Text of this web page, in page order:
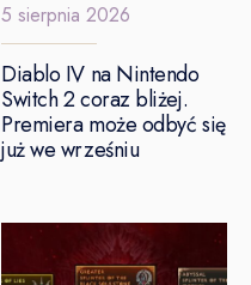
5 sierpnia 2026
Diablo IV na Nintendo
Switch 2 coraz bliżej.
Premiera może odbyć się
już we wrześniu